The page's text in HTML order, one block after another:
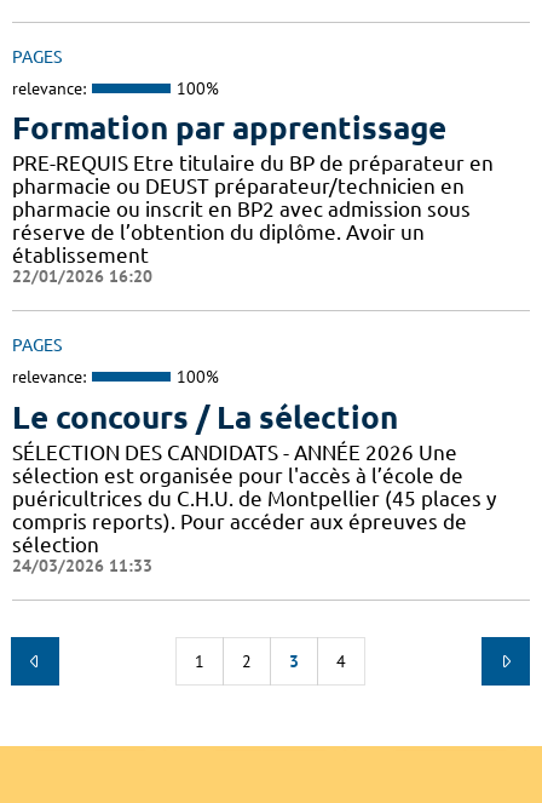
PAGES
relevance: 100%
Formation par apprentissage
PRE-REQUIS Etre titulaire du BP de préparateur en
pharmacie ou DEUST préparateur/technicien en
pharmacie ou inscrit en BP2 avec admission sous
réserve de l’obtention du diplôme. Avoir un
établissement
22/01/2026 16:20
PAGES
relevance: 100%
Le concours / La sélection
SÉLECTION DES CANDIDATS - ANNÉE 2026 Une
sélection est organisée pour l'accès à l’école de
puéricultrices du C.H.U. de Montpellier (45 places y
compris reports). Pour accéder aux épreuves de
sélection
24/03/2026 11:33
1 2 3 4